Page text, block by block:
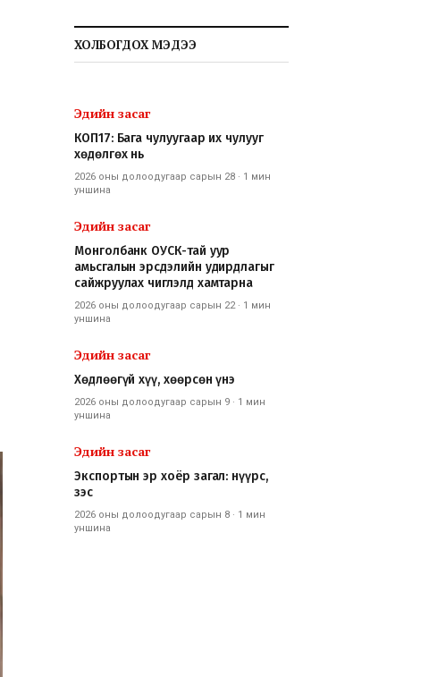
ХОЛБОГДОХ МЭДЭЭ
Эдийн засаг
КОП17: Бага чулуугаар их чулууг
хөдөлгөх нь
2026 оны долоодугаар сарын 28 · 1 мин
уншина
Эдийн засаг
Монголбанк ОУСК-тай уур
амьсгалын эрсдэлийн удирдлагыг
сайжруулах чиглэлд хамтарна
2026 оны долоодугаар сарын 22· 1 мин
уншина
Эдийн засаг
Хөдлөөгүй хүү, хөөрсөн үнэ
2026 оны долоодугаар сарын 9 · 1 мин
уншина
Эдийн засаг
Экспортын эр хоёр загал: нүүрс,
зэс
2026 оны долоодугаар сарын 8 · 1 мин
уншина